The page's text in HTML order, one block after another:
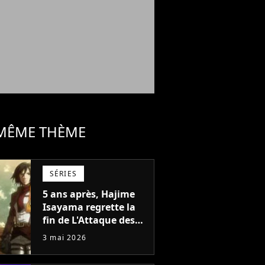
THÈME
SÉRIES
5 ans après, Hajime
Isayama regrette la
fin de L'Attaque des
Titans, "Il y a un
3 mai 2026